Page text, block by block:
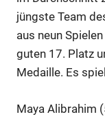
jüngste Team
aus neun
guten 17. Platz
Medaille. Es
Maya Alibrahim